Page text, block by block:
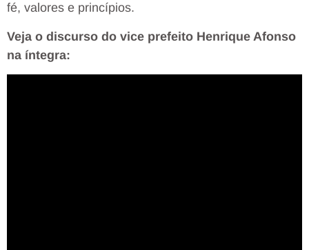
fé, valores e princípios.
Veja o discurso do vice prefeito Henrique Afonso
na íntegra: